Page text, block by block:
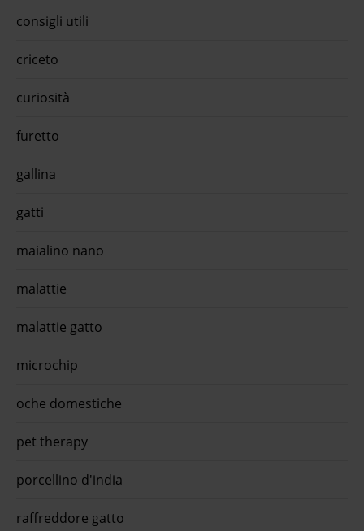
consigli utili
criceto
curiosità
furetto
gallina
gatti
maialino nano
malattie
malattie gatto
microchip
oche domestiche
pet therapy
porcellino d'india
raffreddore gatto